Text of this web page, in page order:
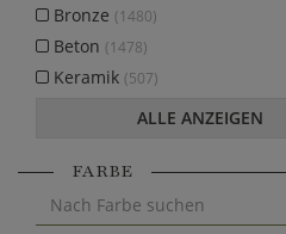
Bronze (1480)
Beton (1478)
Keramik (507)
ALLE ANZEIGEN
FARBE